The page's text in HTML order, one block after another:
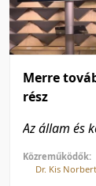
Merre
rész
Az állam és
Közreműködők:
Dr. Kis Norbert